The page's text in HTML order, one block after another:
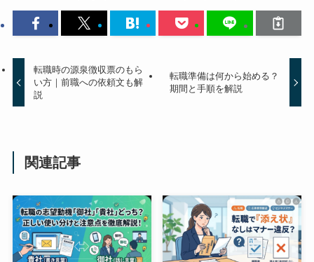
転職時の源泉徴収票のもら
い方｜前職への依頼文も解
説
転職準備は何から始める？
期間と手順を解説
関連記事